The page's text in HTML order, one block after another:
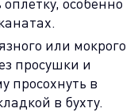
или мокрого
просушки и
просохнуть в
в бухту.